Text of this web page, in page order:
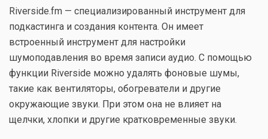
Riverside.fm — специализированный инструмент для
подкастинга и создания контента. Он имеет
встроенный инструмент для настройки
шумоподавления во время записи аудио. С помощью
функции Riverside можно удалять фоновые шумы,
такие как вентиляторы, обогреватели и другие
окружающие звуки. При этом она не влияет на
щелчки, хлопки и другие кратковременные звуки.